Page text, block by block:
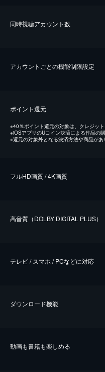
同時視聴アカウント数
アカウントごとの機能制限設定
ポイント還元
※40％ポイント還元の対象は、クレジッ
※iOSアプリのUコイン決済による作品の
※還元の対象外となる決済方法や商品が
フルHD画質 / 4K画質
⾼⾳質（DOLBY DIGITAL PLUS）
テレビ / スマホ / PCなどに対応
ダウンロード機能
動画も書籍も楽しめる